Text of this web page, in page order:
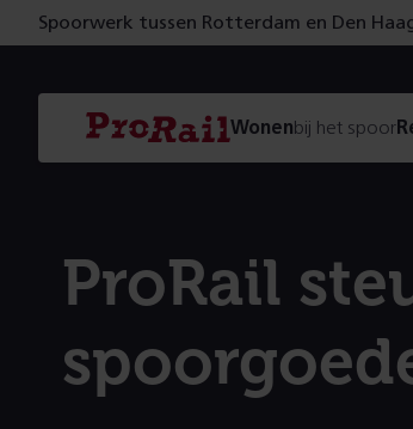
Spoorwerk tussen Rotterdam en Den
Navigatie
Homepage
ProRail
Wonenbij het spoor
ProRail